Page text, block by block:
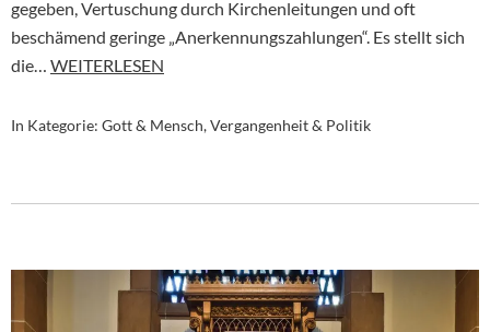
gegeben, Vertuschung durch Kirchenleitungen und oft
beschämend geringe „Anerkennungszahlungen“. Es stellt sich
die… WEITERLESEN
In Kategorie: Gott & Mensch,Vergangenheit & Politik